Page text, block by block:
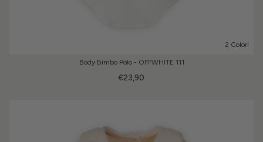
2 Colori
Body Bimbo Polo - OFFWHITE 111
€23,90